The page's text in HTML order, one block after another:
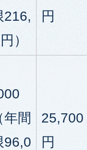
216,
）
円
年間
96,0
25,700
円